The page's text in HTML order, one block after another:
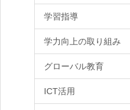
学習指導
学力向上の取り組み
グローバル教育
ICT活用